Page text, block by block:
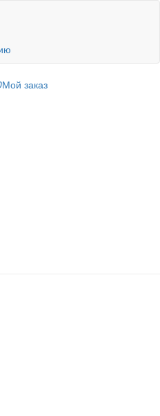
Мой заказ